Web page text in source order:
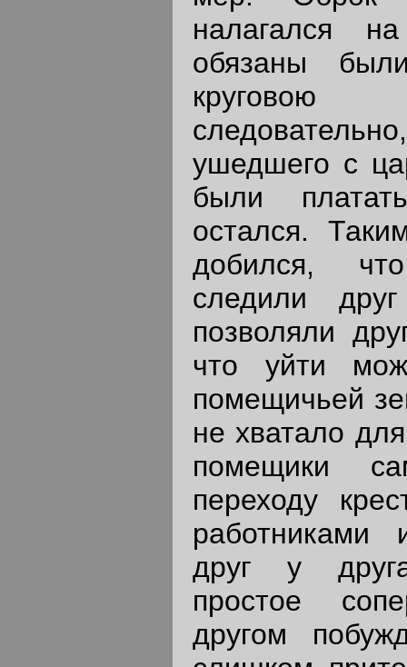
налагался
обязаны
ушедшего с
были
остался.
добился,
следили
позволяли
что уйти
помещичьей
не хватало
помещики
переходу
работниками
друг у
простое
другом